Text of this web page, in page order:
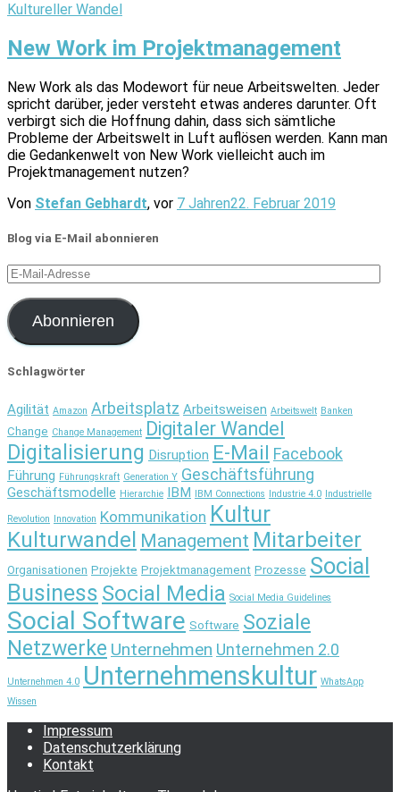
Kultureller Wandel
New Work im Projektmanagement
New Work als das Modewort für neue Arbeitswelten. Jeder
spricht darüber, jeder versteht etwas anderes darunter. Oft
verbirgt sich die Hoffnung dahin, dass sich sämtliche
Probleme der Arbeitswelt in Luft auflösen werden. Kann man
die Gedankenwelt von New Work vielleicht auch im
Projektmanagement nutzen?
Von Stefan Gebhardt, vor 7 Jahren22. Februar 2019
Blog via E-Mail abonnieren
E-
Adresse
Abonnieren
Schlagwörter
Agilität Amazon Arbeitsplatz Arbeitsweisen Arbeitswelt Banken
Change Change Management Digitaler Wandel
Digitalisierung Disruption E-Mail Facebook
Führung Führungskraft Generation Y Geschäftsführung
Geschäftsmodelle Hierarchie IBM IBM Connections Industrie 4.0 Industrielle
Revolution Innovation Kommunikation Kultur
Kulturwandel Management Mitarbeiter
Organisationen Projekte Projektmanagement Prozesse Social
Business Social Media Social Media Guidelines
Social Software Software Soziale
Netzwerke Unternehmen Unternehmen 2.0
Unternehmen 4.0 Unternehmenskultur WhatsApp
Wissen
Impressum
Datenschutzerklärung
Kontakt